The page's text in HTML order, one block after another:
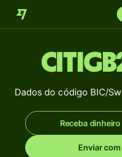
Dados do código BIC/
Receba
Enviar